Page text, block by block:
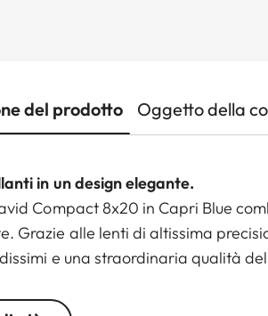
del prodotto Oggetto della
in un design elegante.
Compact 8x20 in Capri Blue
Grazie alle lenti di altissima
e una straordinaria qualità